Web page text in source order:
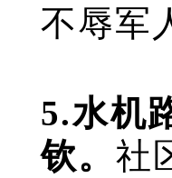
不辱军
5.水机
钦。 社